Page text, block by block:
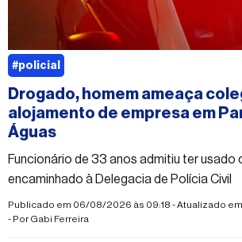
Drogado, homem ameaça
alojamento de empresa em
Águas
Funcionário de 33 anos admitiu ter usado
encaminhado à Delegacia de Polícia Civil
Publicado em 06/08/2026 às 09:18 - Atualizado
- PorGabi Ferreira
#policial